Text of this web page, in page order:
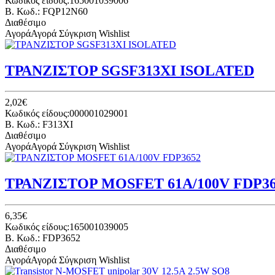
B. Κωδ.: FQP12N60
Διαθέσιμο
ΑγοράΑγορά Σύγκριση Wishlist
ΤΡΑΝΖΙΣΤΟΡ SGSF313XI ISOLATED
2,02€
Κωδικός είδους:000001029001
B. Κωδ.: F313XI
Διαθέσιμο
ΑγοράΑγορά Σύγκριση Wishlist
ΤΡΑΝΖΙΣΤΟΡ MOSFET 61A/100V
6,35€
Κωδικός είδους:165001039005
B. Κωδ.: FDP3652
Διαθέσιμο
ΑγοράΑγορά Σύγκριση Wishlist